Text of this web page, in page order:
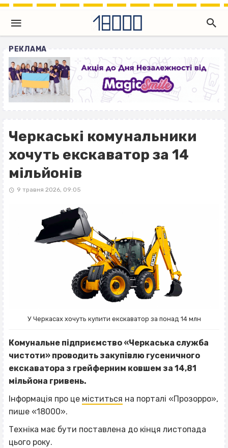
РЕКЛАМА
Черкаські комунальники
хочуть екскаватор за 14
мільйонів
9 травня 2026, 09:05
У Черкасах хочуть купити екскаватор за понад 14 млн
Комунальне підприємство «Черкаська служба
чистоти» проводить закупівлю гусеничного
екскаватора з грейферним ковшем за 14,81
мільйона гривень.
Інформація про це міститься на порталі «Прозорро»,
пише «18000».
Техніка має бути поставлена до кінця листопада
цього року.